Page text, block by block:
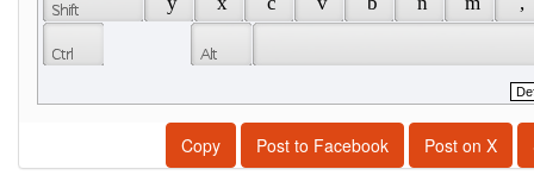
Copy Post to Facebook Post on X